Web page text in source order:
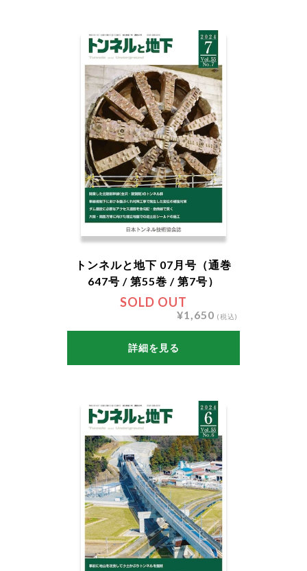
SOLD OUT
トンネルと地下 07月号（通巻
647号 / 第55巻 / 第7号）
¥1,650 (税込)
詳細を見る